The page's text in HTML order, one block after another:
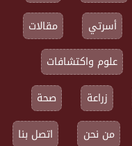
أسرتي
مقالات
علوم واكتشافات
زراعة
صحة
من نحن اتصل بنا